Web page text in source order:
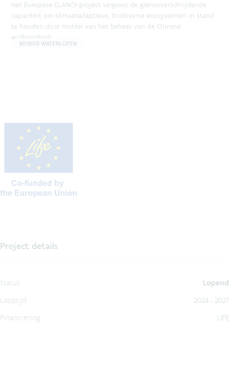
Het Europese CLANCY-project vergroot de grensoverschrijdende
capaciteit om klimaatadaptieve, biodiverse ecosystemen in stand
te houden door middel van het beheer van de Chinese
wolhandkrab.
BEHEER WATERLOPEN
Project details
Status
Lopend
Looptijd
2024 - 2027
Financiering
LIFE